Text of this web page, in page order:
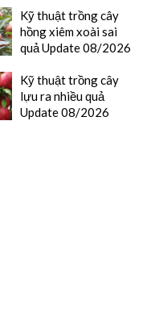
Kỹ thuật trồng cây
hồng xiêm xoài sai
quả Update 08/2026
Kỹ thuật trồng cây
lựu ra nhiều quả
Update 08/2026